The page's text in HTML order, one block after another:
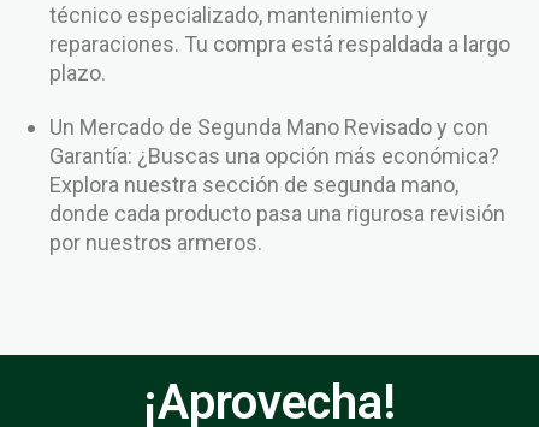
técnico especializado, mantenimiento y
reparaciones. Tu compra está respaldada a largo
plazo.
Un Mercado de Segunda Mano Revisado y con
Garantía: ¿Buscas una opción más económica?
Explora nuestra sección de segunda mano,
donde cada producto pasa una rigurosa revisión
por nuestros armeros.
¡Aprovecha!